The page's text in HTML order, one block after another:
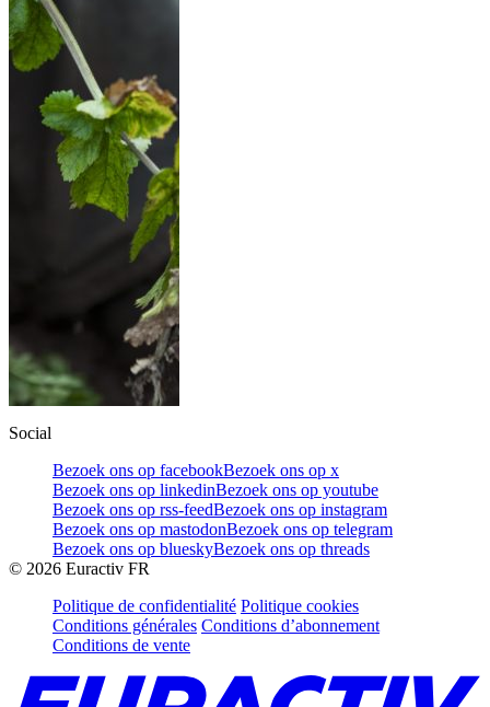
Social
Bezoek ons op facebookBezoek ons op x
Bezoek ons op linkedinBezoek ons op youtube
Bezoek ons op rss-feedBezoek ons op instagram
Bezoek ons op mastodonBezoek ons op telegram
Bezoek ons op blueskyBezoek ons op threads
© 2026 Euractiv FR
Politique de confidentialité Politique cookies
Conditions générales Conditions d’abonnement
Conditions de vente